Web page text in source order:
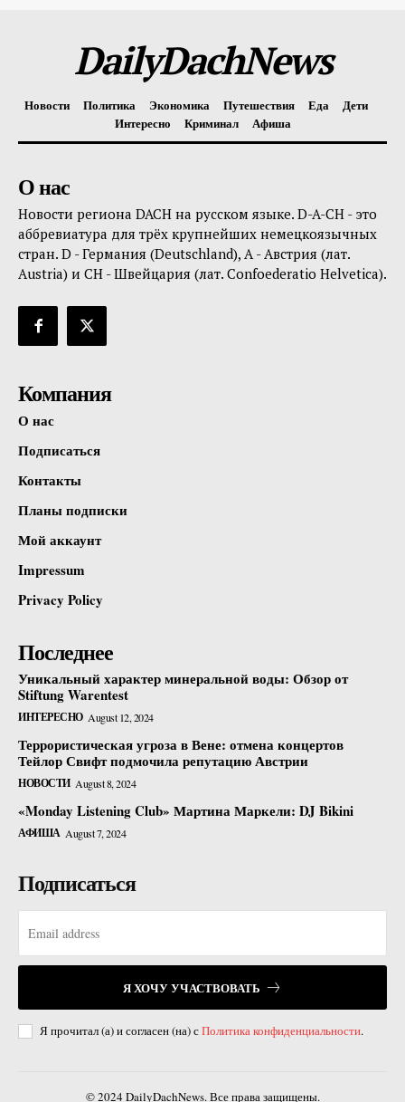
DailyDachNews
Новости Политика Экономика Путешествия Еда
Дети
Интересно
Криминал Афиша
О нас
Новости региона DACH на русском языке. D-A-CH - это
аббревиатура для трёх крупнейших немецкоязычных
стран. D - Германия (Deutschland), A - Австрия (лат.
Austria) и CH - Швейцария (лат. Confoederatio Helvetica).
Компания
О нас
Подписаться
Контакты
Планы подписки
Мой аккаунт
Impressum
Privacy Policy
Последнее
Уникальный характер минеральной воды: Обзор от
Stiftung Warentest
ИНТЕРЕСНО August 12, 2024
Террористическая угроза в Вене: отмена концертов
Тейлор Свифт подмочила репутацию Австрии
НОВОСТИ August 8, 2024
«Monday Listening Club» Мартина Маркели: DJ Bikini
АФИША August 7, 2024
Подписаться
Я ХОЧУ УЧАСТВОВАТЬ
Я прочитал (а) и согласен (на) сПолитика конфиденциальности.
© 2024 DailyDachNews. Все права защищены.